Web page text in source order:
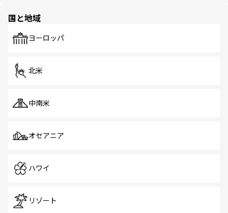
で、ホーカーズは地元の風情を楽しめる外せないスポット
国と地域
ヨーロッパ
北米
中南米
オセアニア
ハワイ
リゾート